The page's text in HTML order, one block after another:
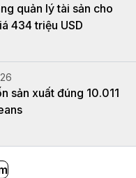
quản lý tài sản cho
434 triệu USD
sản xuất đúng 10.011